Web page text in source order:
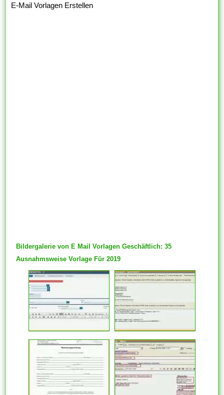
E-Mail Vorlagen Erstellen
Bildergalerie von E Mail Vorlagen Geschäftlich: 35
Ausnahmsweise Vorlage Für 2019